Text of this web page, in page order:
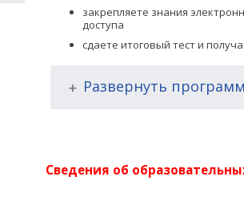
закрепляете знания
доступа
сдаете итоговый тест и
Развернуть
Cведения об